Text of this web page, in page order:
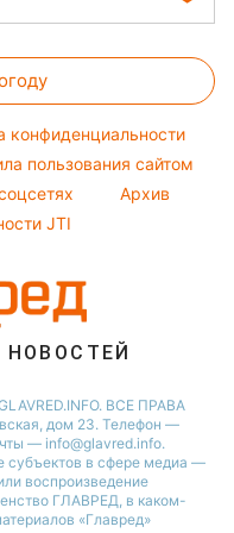
конфиденциальности
пользования сайтом
Архив
JTI
ВСЕ ПРАВА
дом 23. Телефон —
— info@glavred.info.
cубъектов в сфере медиа —
воспроизведение
ГЛАВРЕД, в каком-
«Главред»